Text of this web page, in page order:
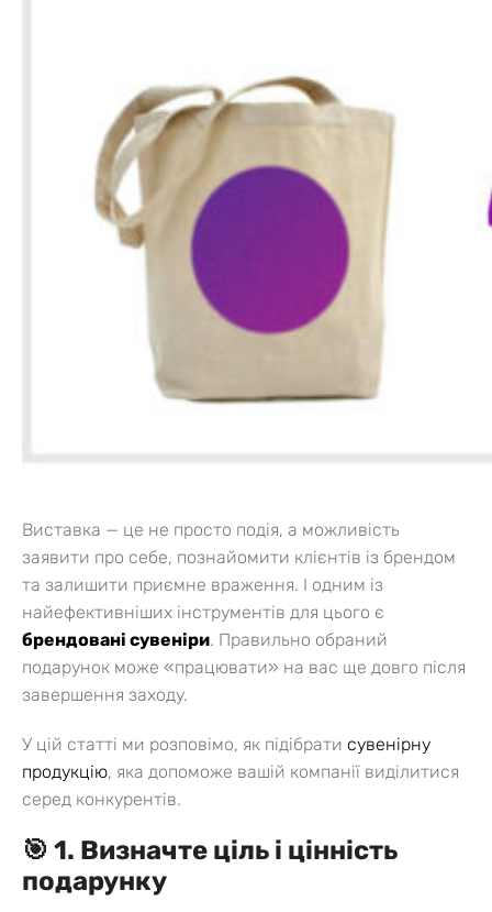
Виставка — це не просто подія, а можливість
заявити про себе, познайомити клієнтів із брендом
та залишити приємне враження. І одним із
найефективніших інструментів для цього є
брендовані сувеніри. Правильно обраний
подарунок може «працювати» на вас ще довго після
завершення заходу.
У цій статті ми розповімо, як підібрати сувенірну
продукцію, яка допоможе вашій компанії виділитися
серед конкурентів.
🎯 1. Визначте ціль і цінність
подарунку